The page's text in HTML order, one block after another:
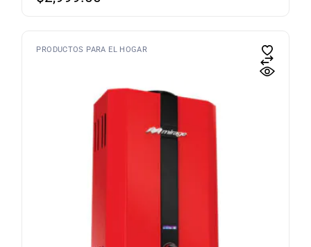
PRODUCTOS PARA EL HOGAR